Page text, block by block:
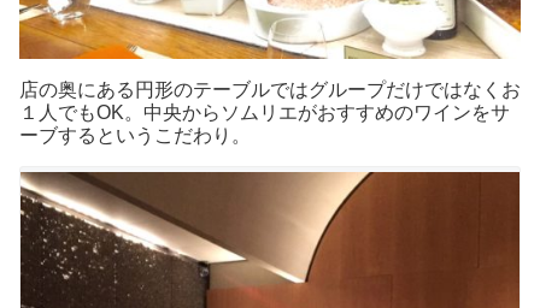
店の奥にある円形のテーブルではグループだけではなくお
１人でもOK。中央からソムリエがおすすめのワインをサ
ーブするというこだわり。